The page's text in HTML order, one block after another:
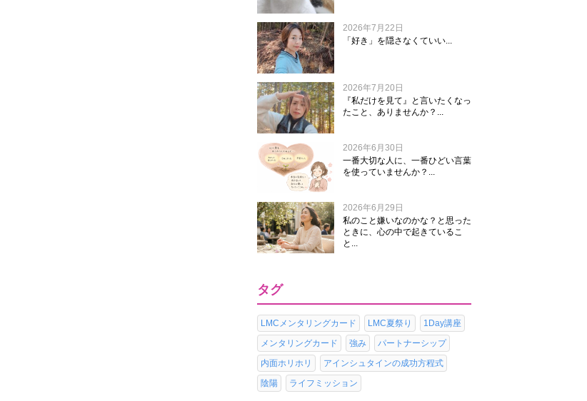
2026年7月22日
「好き」を隠さなくていい...
2026年7月20日
『私だけを見て』と言いたくなっ
たこと、ありませんか？...
2026年6月30日
一番大切な人に、一番ひどい言葉
を使っていませんか？...
2026年6月29日
私のこと嫌いなのかな？と思った
ときに、心の中で起きているこ
と...
タグ
LMCメンタリングカード LMC夏祭り
1Day講座
メンタリングカード
強み
パートナーシップ
内面ホリホリ
アインシュタインの成功方程式
陰陽
ライフミッション